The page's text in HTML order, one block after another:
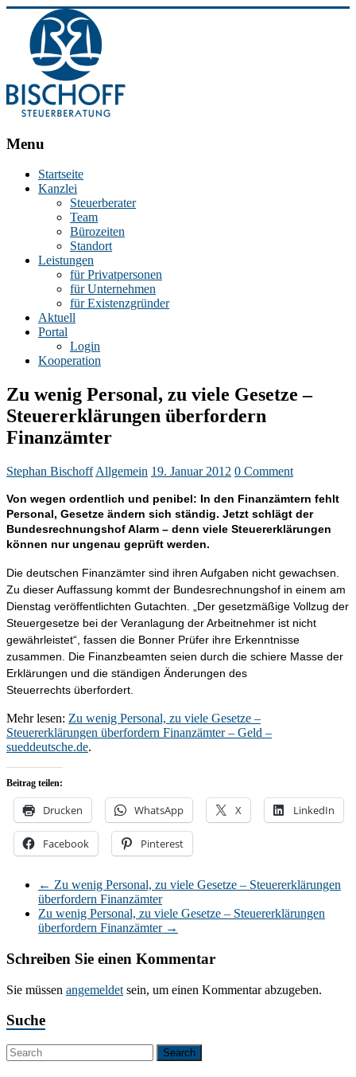
BISCHOFF
Stephan
Steuerberater
Essen
Menu
Startseite
Kanzlei
Steuerberater
Team
Bürozeiten
Standort
Leistungen
für Privatpersonen
für Unternehmen
für Existenzgründer
Aktuell
Portal
Login
Kooperation
Zu wenig Personal, zu viele Gesetze –
Steuererklärungen überfordern
Finanzämter
Stephan Bischoff Allgemein 19. Januar 2012 0 Comment
Von wegen ordentlich und penibel: In den Finanzämtern fehlt
Personal, Gesetze ändern sich ständig. Jetzt schlägt der
Bundesrechnungshof Alarm – denn viele Steuererklärungen
können nur ungenau geprüft werden.
Die deutschen Finanzämter sind ihren Aufgaben nicht gewachsen.
Zu dieser Auffassung kommt der Bundesrechnungshof in einem am
Dienstag veröffentlichten Gutachten. „Der gesetzmäßige Vollzug der
Steuergesetze bei der Veranlagung der Arbeitnehmer ist nicht
gewährleistet“, fassen die Bonner Prüfer ihre Erkenntnisse
zusammen. Die Finanzbeamten seien durch die schiere Masse der
Erklärungen und die ständigen Änderungen des
Steuerrechts überfordert.
Mehr lesen: Zu wenig Personal, zu viele Gesetze –
Steuererklärungen überfordern Finanzämter – Geld –
sueddeutsche.de.
Beitrag teilen:
Drucken WhatsApp X LinkedIn
Facebook Pinterest
← Zu wenig Personal, zu viele Gesetze – Steuererklärungen
überfordern Finanzämter
Zu wenig Personal, zu viele Gesetze – Steuererklärungen
überfordern Finanzämter →
Schreiben Sie einen Kommentar
Sie müssen angemeldet sein, um einen Kommentar abzugeben.
Suche